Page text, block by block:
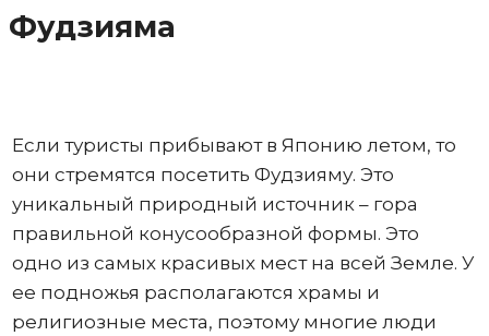
Фудзияма
Если туристы прибывают в Японию летом, то
они стремятся посетить Фудзияму. Это
уникальный природный источник – гора
правильной конусообразной формы. Это
одно из самых красивых мест на всей Земле. У
ее подножья располагаются храмы и
религиозные места, поэтому многие люди